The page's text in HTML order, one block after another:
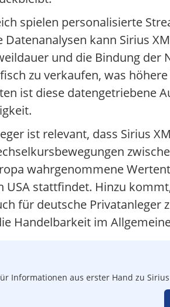
spielen personalisierte
Datenanalysen kann Sirius
und die Bindung
zu verkaufen, was
ist diese datengetriebene
ist relevant, dass Sirius
wahrgenommene
USA stattfindet. Hinzu
für deutsche Privatanleger
Handelbarkeit im
Informationen aus erster Hand zu